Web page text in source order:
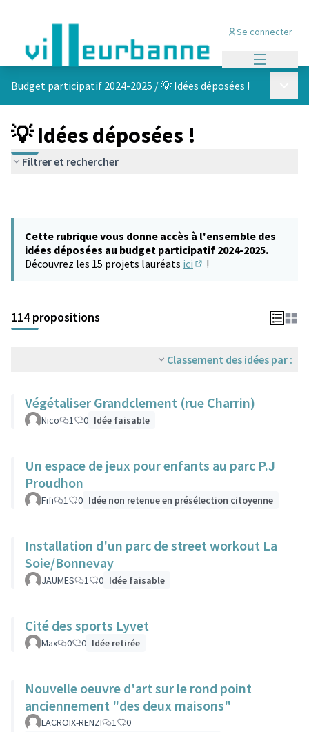
Se connecter
Budget participatif 2024-2025 /💡 Idées déposées !
💡 Idées déposées !
Filtrer et rechercher
Cette rubrique vous donne accès à l'ensemble des
idées déposées au budget participatif 2024-2025.
Découvrez les 15 projets lauréats ici !
114 propositions
Classement des idées par :
Végétaliser Grandclement (rue Charrin)
Nico 1 0 Idée faisable
Un espace de jeux pour enfants au parc P.J
Proudhon
Fifi 1 0 Idée non retenue en présélection citoyenne
Installation d'un parc de street workout La
Soie/Bonnevay
JAUMES 1 0 Idée faisable
Cité des sports Lyvet
Max 0 0 Idée retirée
Nouvelle oeuvre d'art sur le rond point
anciennement "des deux maisons"
LACROIX-RENZI 1
0